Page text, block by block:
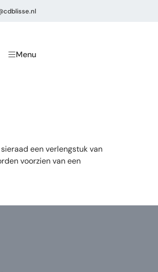
Menu
een verlengstuk van
voorzien van een